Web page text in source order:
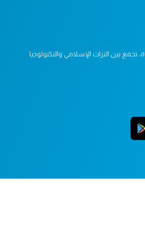
تجمع بين التراث الإسلامي والتكنولوجيا